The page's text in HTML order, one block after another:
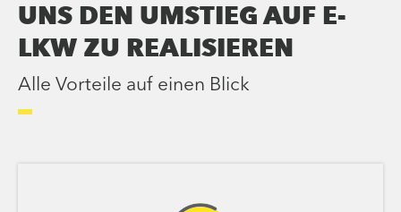
UNS DEN UMSTIEG AUF E-
LKW ZU REALISIEREN
Alle Vorteile auf einen Blick